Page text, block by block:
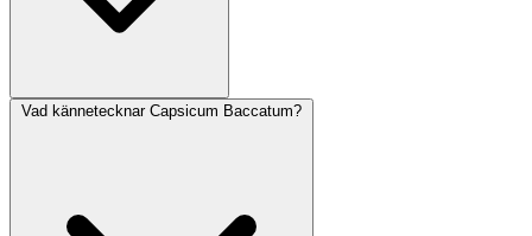
Vad kännetecknar Capsicum Baccatum?